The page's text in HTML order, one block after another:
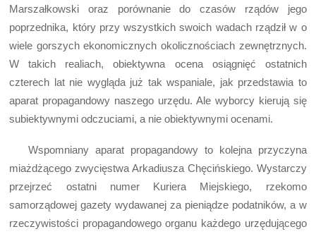
Marszałkowski oraz porównanie do czasów rządów jego
poprzednika, który przy wszystkich swoich wadach rządził w o
wiele gorszych ekonomicznych okolicznościach zewnętrznych.
W takich realiach, obiektywna ocena osiągnięć ostatnich
czterech lat nie wygląda już tak wspaniale, jak przedstawia to
aparat propagandowy naszego urzędu. Ale wyborcy kierują się
subiektywnymi odczuciami, a nie obiektywnymi ocenami.
Wspomniany aparat propagandowy to kolejna przyczyna
miażdżącego zwycięstwa Arkadiusza Chęcińskiego. Wystarczy
przejrzeć ostatni numer Kuriera Miejskiego, rzekomo
samorządowej gazety wydawanej za pieniądze podatników, a w
rzeczywistości propagandowego organu każdego urzędującego